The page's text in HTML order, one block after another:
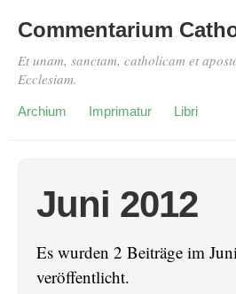
Commentarium
Et unam, sanctam, catholicam et
Ecclesiam.
Archium Imprimatur Libri
Juni 2012
Es wurden 2 Beiträge im
veröffentlicht.